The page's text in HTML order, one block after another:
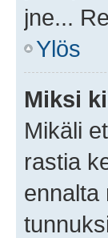
jne...
Ylös
Miksi
Mikäli
rastia
ennalta